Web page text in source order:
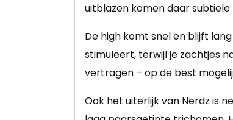
uitblazen komen daar subtiele
De high komt snel en blijft
stimuleert, terwijl je zachtjes
vertragen – op de best
Ook het uiterlijk van Nerdz is